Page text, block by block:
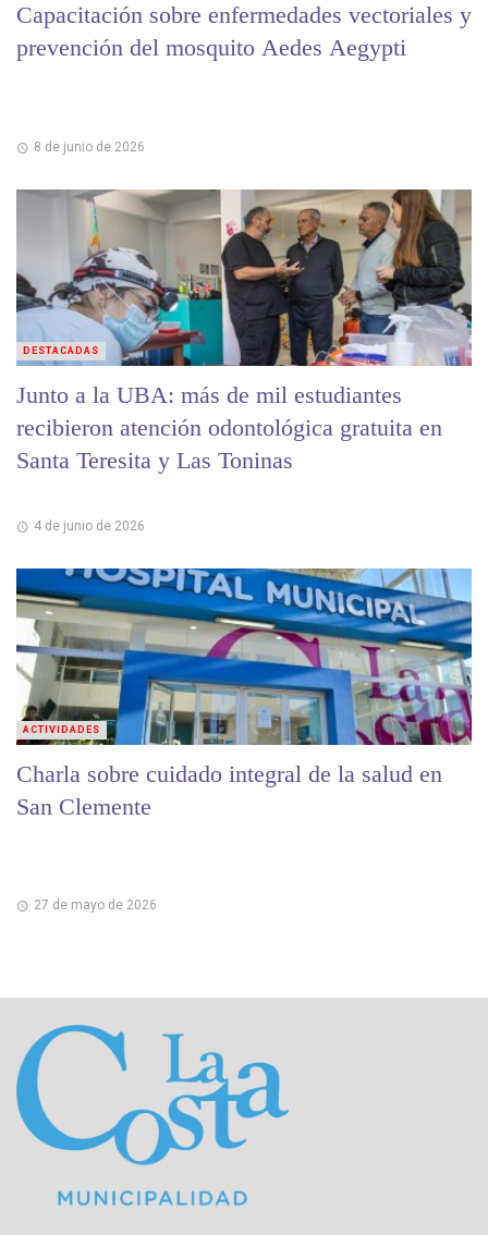
Capacitación sobre enfermedades vectoriales y
prevención del mosquito Aedes Aegypti
8 de junio de 2026
Junto a la UBA: más de mil estudiantes
recibieron atención odontológica gratuita en
Santa Teresita y Las Toninas
4 de junio de 2026
DESTACADAS
Charla sobre cuidado integral de la salud en
San Clemente
27 de mayo de 2026
ACTIVIDADES